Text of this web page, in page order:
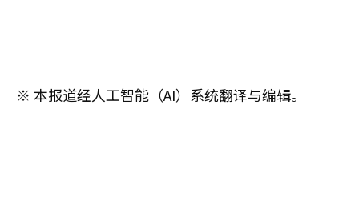
※ 本报道经人工智能（AI）系统翻译与编辑。